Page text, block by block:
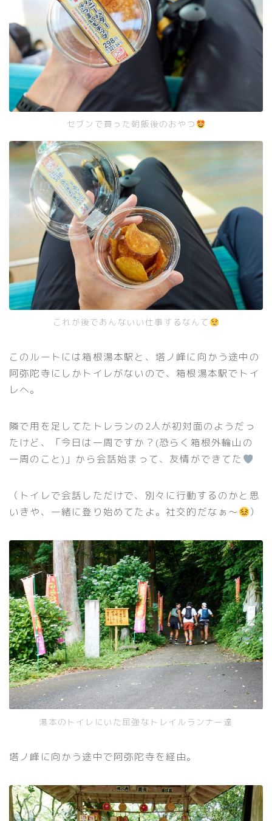
セブンで買った朝飯後のおやつ
これが後であんないい仕事するなんて
このルートには箱根湯本駅と、塔ノ峰に向かう途中の
阿弥陀寺にしかトイレがないので、箱根湯本駅でトイ
レへ。
隣で用を足してたトレランの2人が初対面のようだっ
たけど、「今日は一周ですか？(恐らく箱根外輪山の
一周のこと)」から会話始まって、友情ができてた
（トイレで会話しただけで、別々に行動するのかと思
いきや、一緒に登り始めてたよ。社交的だなぁ〜
）
湯本のトイレにいた屈強なトレイルランナー達
塔ノ峰に向かう途中で阿弥陀寺を経由。